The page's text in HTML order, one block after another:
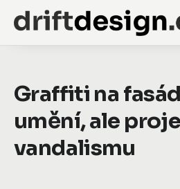
Graffiti na
umění, ale
vandalismu